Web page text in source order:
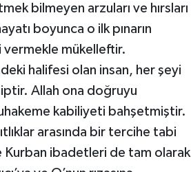
bilmeyen arzuları ve hırsları
boyunca o ilk pınarın
mükelleftir.
halifesi olan insan, her şeyi
Allah ona doğruyu
kabiliyeti bahşetmiştir.
arasında bir tercihe tabi
Kurban ibadetleri de tam olarak